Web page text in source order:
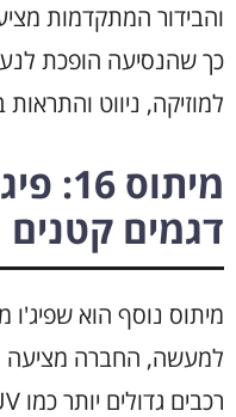
והבידור המתקדמות
כך שהנסיעה הופכת
למוזיקה, ניווט
דגמים קטנים
מיתוס נוסף הוא
למעשה, החברה מציעה